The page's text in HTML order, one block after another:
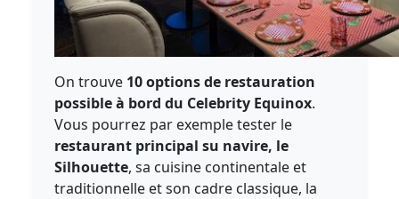
On trouve 10 options de restauration
possible à bord du Celebrity Equinox.
Vous pourrez par exemple tester le
restaurant principal su navire, le
Silhouette, sa cuisine continentale et
traditionnelle et son cadre classique, la